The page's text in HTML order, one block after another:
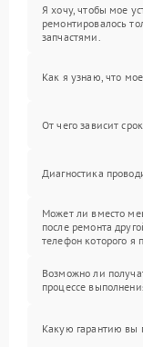
Я хочу, чтобы мое
ремонтировалось
запчастями.
Как я узнаю, что
От чего зависит
Диагностика
Может ли вместо
после ремонта
телефон которого я
Возможно ли
процессе
Какую гарантию вы